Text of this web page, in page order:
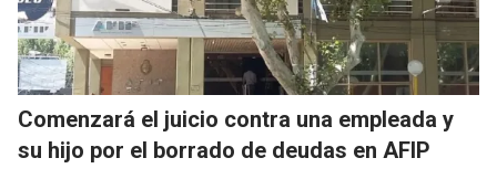
Comenzará el juicio contra una empleada y
su hijo por el borrado de deudas en AFIP